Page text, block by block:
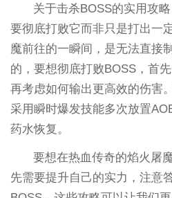
关于击杀BOSS的实用攻
要彻底打败它而非只是打出一
魔前往的一瞬间，是无法直接
的，要想彻底打败BOSS，首
再考虑如何输出更高效的伤害
采用瞬时爆发技能多次放置
药水恢复。
要想在热血传奇的焰火屠
先需要提升自己的实力，注意